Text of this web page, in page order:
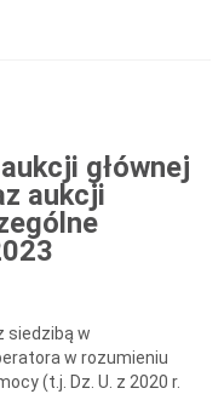
głównej
aukcji
siedzibą w
w rozumieniu
(t.j. Dz. U. z 2020 r.